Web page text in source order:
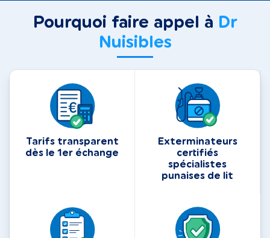
Pourquoi faire appel à Dr
Nuisibles
Tarifs transparent
dès le 1er échange
Exterminateurs
certifiés
spécialistes
punaises de lit